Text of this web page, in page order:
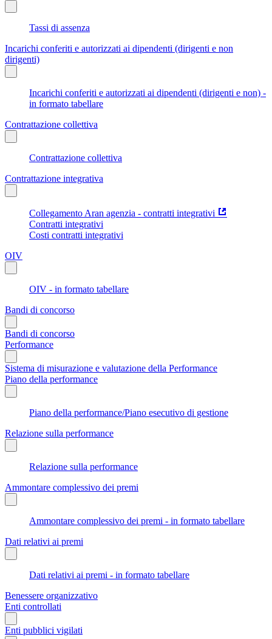
Tassi di assenza
Incarichi conferiti e autorizzati ai dipendenti (dirigenti e non
dirigenti)
Incarichi conferiti e autorizzati ai dipendenti (dirigenti e non) -
in formato tabellare
Contrattazione collettiva
Contrattazione collettiva
Contrattazione integrativa
Collegamento Aran agenzia - contratti integrativi
Contratti integrativi
Costi contratti integrativi
OIV
OIV - in formato tabellare
Bandi di concorso
Bandi di concorso
Performance
Sistema di misurazione e valutazione della Performance
Piano della performance
Piano della performance/Piano esecutivo di gestione
Relazione sulla performance
Relazione sulla performance
Ammontare complessivo dei premi
Ammontare complessivo dei premi - in formato tabellare
Dati relativi ai premi
Dati relativi ai premi - in formato tabellare
Benessere organizzativo
Enti controllati
Enti pubblici vigilati